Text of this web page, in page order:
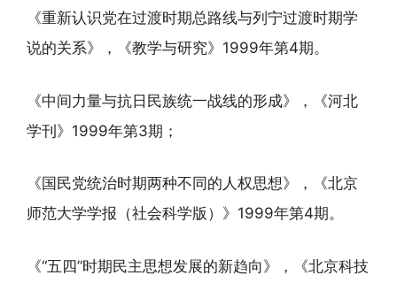
《重新认识党在过渡时期总路线与列宁过渡时期学
说的关系》，《教学与研究》1999年第4期。
《中间力量与抗日民族统一战线的形成》，《河北
学刊》1999年第3期；
《国民党统治时期两种不同的人权思想》，《北京
师范大学学报（社会科学版）》1999年第4期。
《“五四”时期民主思想发展的新趋向》，《北京科技